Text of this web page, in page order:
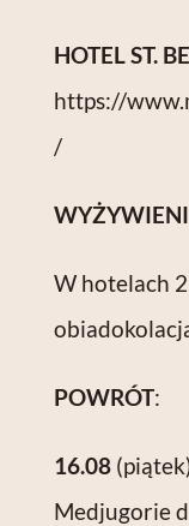
HOTEL ST.
https://
/
W hotelach
POWRÓT:
16.08
Medjugorie